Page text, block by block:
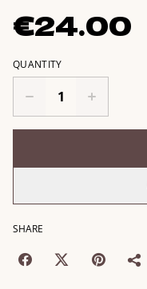
€24.00
QUANTITY
SHARE